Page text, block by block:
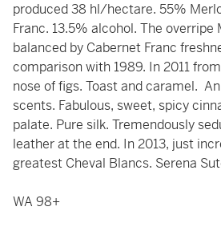
produced 38 hl/hectare. 55%
Franc. 13.5% alcohol. The
balanced by Cabernet Franc
comparison with 1989. In 2011
nose of figs. Toast and caramel.
scents. Fabulous, sweet, spicy
palate. Pure silk. Tremendously
leather at the end. In 2013, just
greatest Cheval Blancs. Serena
WA 98+